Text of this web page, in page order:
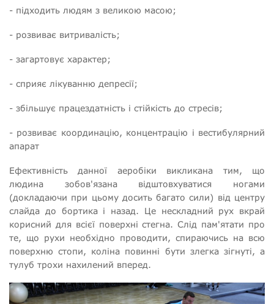
- підходить людям з великою масою;
- розвиває витривалість;
- загартовує характер;
- сприяє лікуванню депресії;
- збільшує працездатність і стійкість до стресів;
- розвиває координацію, концентрацію і вестибулярний
апарат
Ефективність данної аеробіки викликана тим, що
людина зобов'язана відштовхуватися ногами
(докладаючи при цьому досить багато сили) від центру
слайда до бортика і назад. Це нескладний рух вкрай
корисний для всієї поверхні стегна. Слід пам'ятати про
те, що рухи необхідно проводити, спираючись на всю
поверхню стопи, коліна повинні бути злегка зігнуті, а
тулуб трохи нахилений вперед.